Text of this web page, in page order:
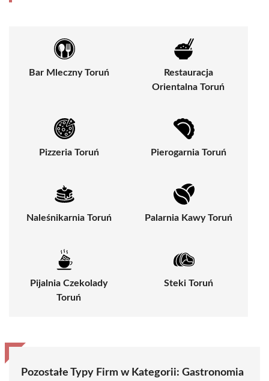
Bar Mleczny Toruń
Restauracja
Orientalna Toruń
Pizzeria Toruń Pierogarnia Toruń
Naleśnikarnia Toruń Palarnia Kawy Toruń
Pijalnia Czekolady
Toruń
Steki Toruń
Pozostałe Typy Firm w Kategorii: Gastronomia